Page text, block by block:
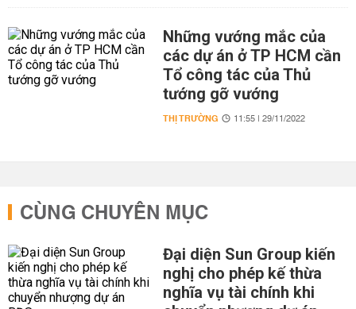
Những vướng mắc của
các dự án ở TP HCM cần
Tổ công tác của Thủ
tướng gỡ vướng
THỊ TRƯỜNG 11:55 | 29/11/2022
CÙNG CHUYÊN MỤC
Đại diện Sun Group kiến
nghị cho phép kế thừa
nghĩa vụ tài chính khi